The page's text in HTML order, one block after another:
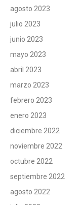
agosto 2023
julio 2023
junio 2023
mayo 2023
abril 2023
marzo 2023
febrero 2023
enero 2023
diciembre 2022
noviembre 2022
octubre 2022
septiembre 2022
agosto 2022